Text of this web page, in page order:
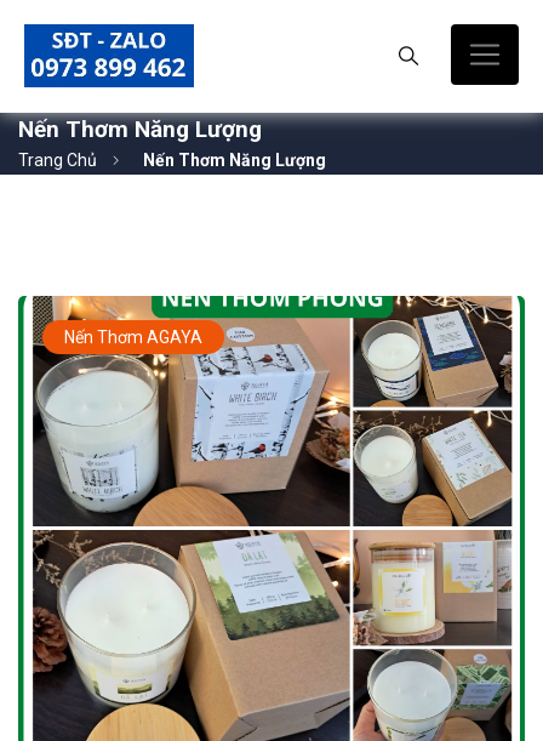
Nến Thơm Năng Lượng
Trang Chủ Nến Thơm Năng Lượng
Nến Thơm AGAYA